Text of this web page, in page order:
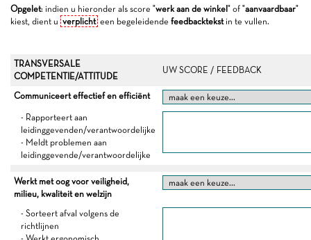
Opgelet: indien u hieronder als score "werk aan de winkel " of "aanvaardbaar"
kiest, dient u verplicht een begeleidende feedbacktekstin te vullen.
TRANSVERSALE
COMPETENTIE/ATTITUDE
UW SCORE / FEEDBACK
Communiceert effectief en efficiënt
- Rapporteert aan
leidinggevenden/verantwoordelijke
- Meldt problemen aan
leidinggevende/verantwoordelijke
Werkt met oog voor veiligheid,
milieu, kwaliteit en welzijn
- Sorteert afval volgens de
richtlijnen